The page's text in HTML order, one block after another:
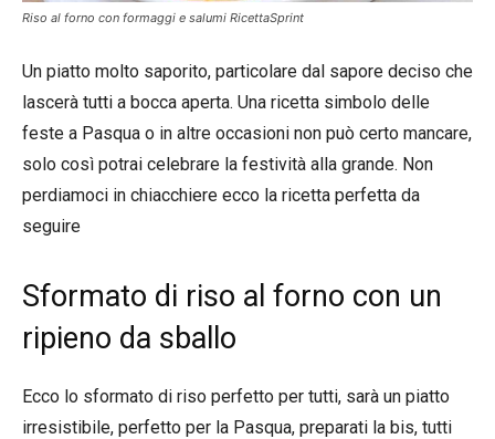
Riso al forno con formaggi e salumi RicettaSprint
Un piatto molto saporito, particolare dal sapore deciso che
lascerà tutti a bocca aperta. Una ricetta simbolo delle
feste a Pasqua o in altre occasioni non può certo mancare,
solo così potrai celebrare la festività alla grande. Non
perdiamoci in chiacchiere ecco la ricetta perfetta da
seguire
Sformato di riso al forno con un
ripieno da sballo
Ecco lo sformato di riso perfetto per tutti, sarà un piatto
irresistibile, perfetto per la Pasqua, preparati la bis, tutti